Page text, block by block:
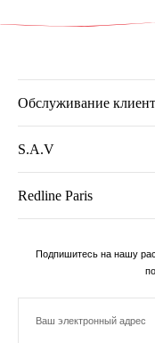
Обслуживание
S.A.V
Redline Paris
Подпишитесь на нашу
Ваш электронный адрес